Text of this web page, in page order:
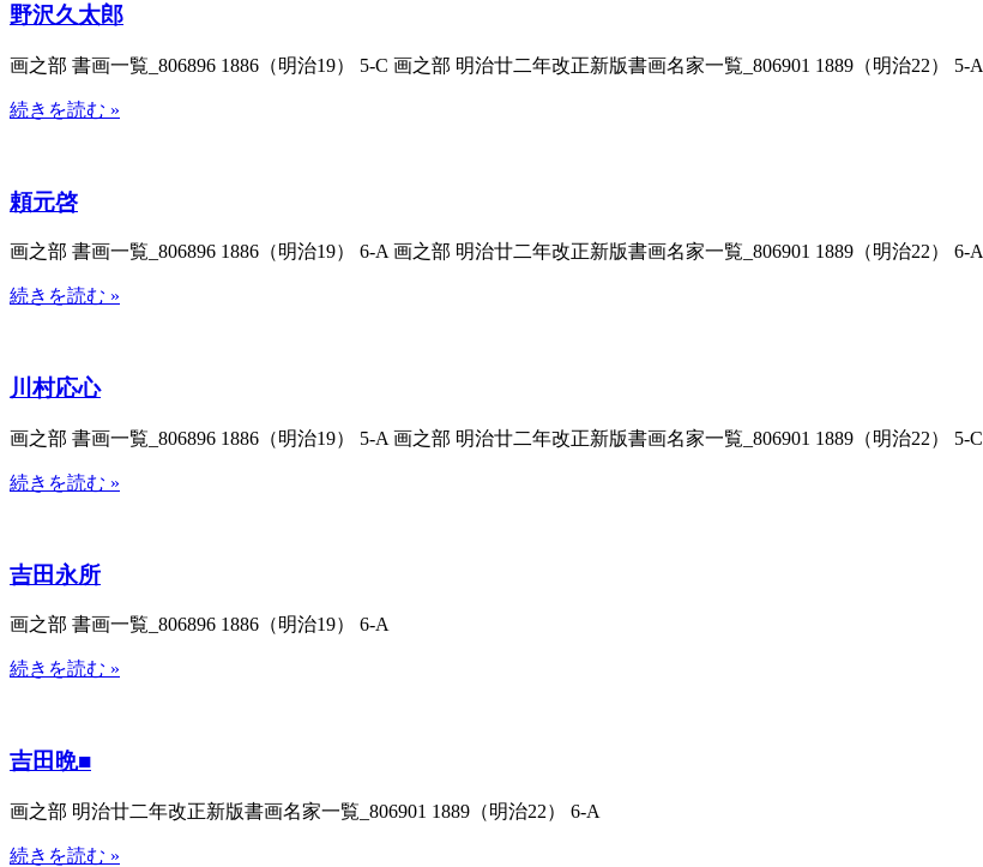
野沢久太郎
画之部 書画一覧_806896 1886（明治19） 5-C 画之部 明治廿二年改正新版書画名家一覧_806901 1889（明治22） 5-A
続きを読む »
頼元啓
画之部 書画一覧_806896 1886（明治19） 6-A 画之部 明治廿二年改正新版書画名家一覧_806901 1889（明治22） 6-A
続きを読む »
川村応心
画之部 書画一覧_806896 1886（明治19） 5-A 画之部 明治廿二年改正新版書画名家一覧_806901 1889（明治22） 5-C
続きを読む »
吉田永所
画之部 書画一覧_806896 1886（明治19） 6-A
続きを読む »
吉田晩■
画之部 明治廿二年改正新版書画名家一覧_806901 1889（明治22） 6-A
続きを読む »